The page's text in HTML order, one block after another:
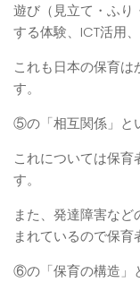
遊び（見立て・ふり
する体験、ICT活用
これも日本の保育は
す。
⑤の「相互関係」と
これについては保育
す。
また、発達障害な
まれているので保育
⑥の「保育の構造」